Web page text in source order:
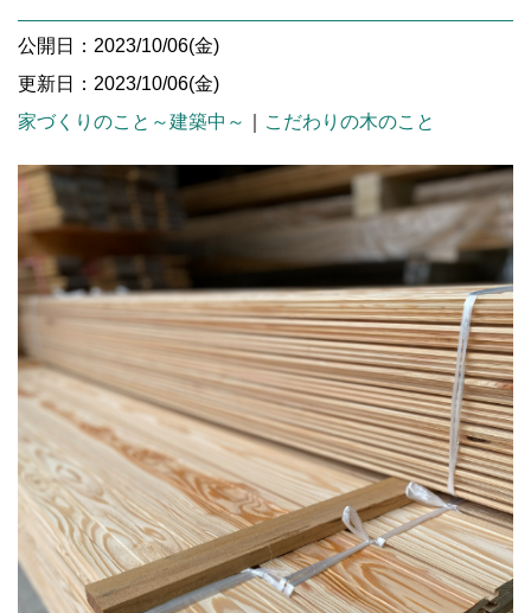
公開日：2023/10/06(金)
更新日：2023/10/06(金)
家づくりのこと～建築中～
こだわりの木のこと